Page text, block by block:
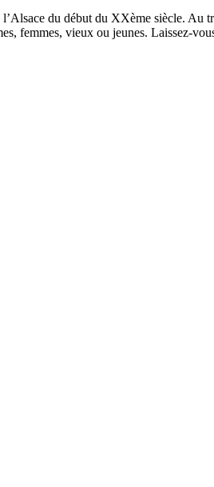
du début du XXème siècle.
femmes, vieux ou jeunes. Laissez-